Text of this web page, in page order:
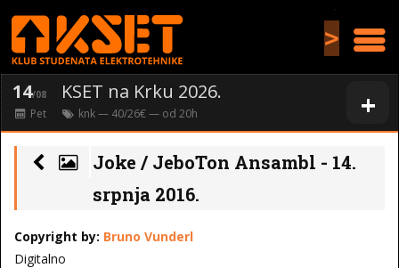
>
+
14/08 KSET na Krku 2026.
Pet knk— 40/26€ — od 20h
Joke / JeboTon Ansambl - 14.
srpnja 2016.
Copyright by: Bruno Vunderl
Digitalno